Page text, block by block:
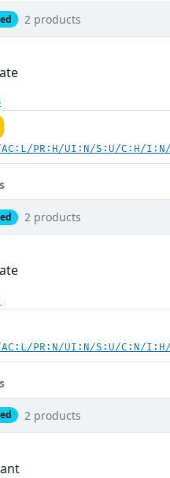
2 products
AC:L/PR:H/UI:N/S:U/C:H/
2 products
AC:L/PR:N/UI:N/S:U/C:N/
2 products